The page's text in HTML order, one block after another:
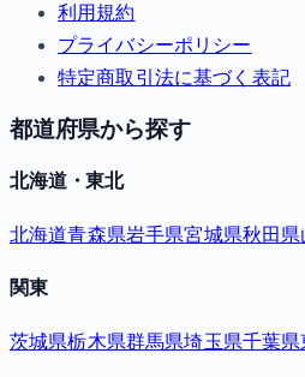
利用規約
プライバシーポリシー
特定商取引法に基づく表記
都道府県から探す
北海道・東北
北海道青森県岩手県宮城県秋田県
関東
茨城県栃木県群馬県埼玉県千葉県